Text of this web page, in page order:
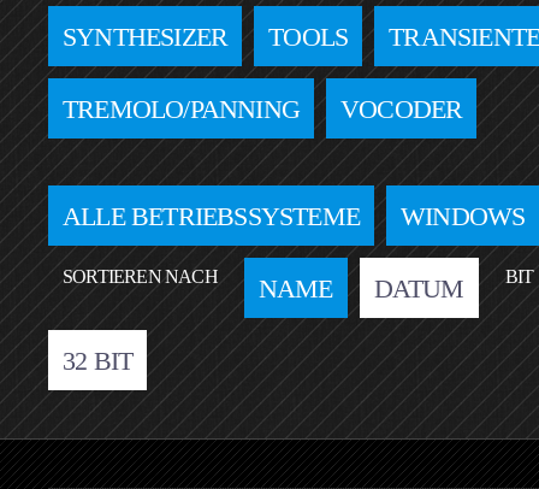
SYNTHESIZER TOOLS
TREMOLO/PANNING VOCODER
ALLE BETRIEBSSYSTEME WINDOWS
SORTIEREN NACH NAME DATUM BIT
32 BIT